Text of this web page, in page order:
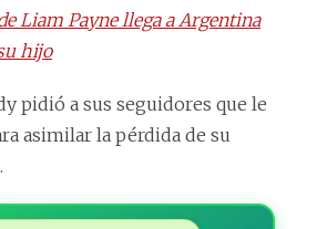
Liam Payne llega a Argentina
hijo
pidió a sus seguidores que le
asimilar la pérdida de su